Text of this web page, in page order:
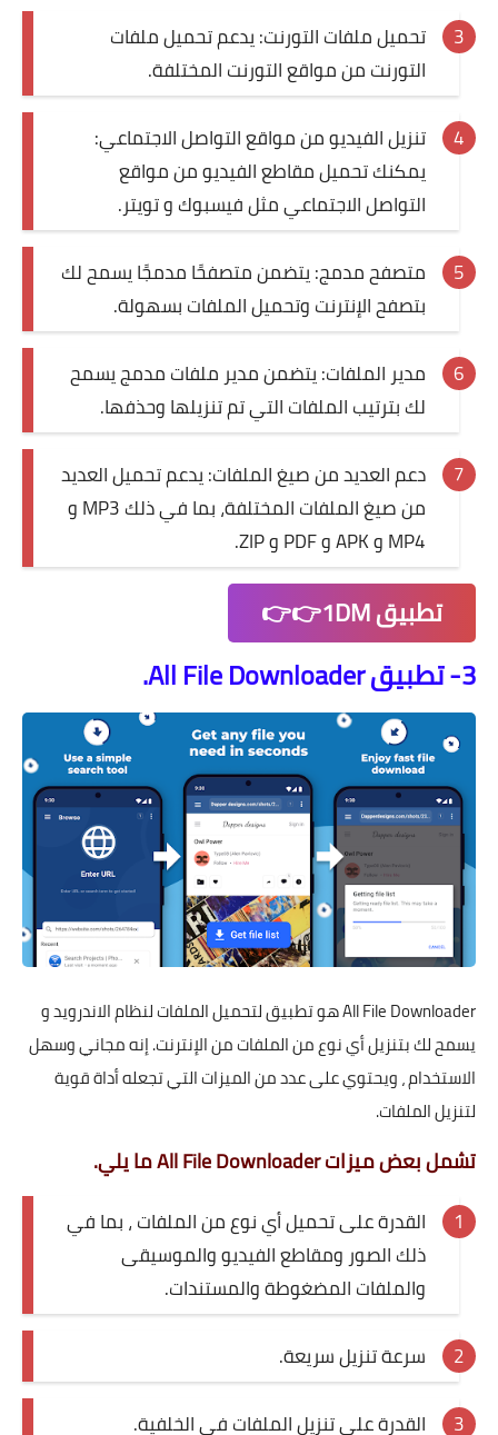
تحميل ملفات التورنت: يدعم تحميل ملفات
التورنت من مواقع التورنت المختلفة.
تنزيل الفيديو من مواقع التواصل الاجتماعي:
يمكنك تحميل مقاطع الفيديو من مواقع
التواصل الاجتماعي مثل فيسبوك و تويتر.
متصفح مدمج: يتضمن متصفحًا مدمجًا يسمح لك
بتصفح الإنترنت وتحميل الملفات بسهولة.
مدير الملفات: يتضمن مدير ملفات مدمج يسمح
لك بترتيب الملفات التي تم تنزيلها وحذفها.
دعم العديد من صيغ الملفات: يدعم تحميل العديد
من صيغ الملفات المختلفة، بما في ذلك MP3 و
MP4 و APK و PDF و ZIP.
تطبيق 1DM👉👉
3- تطبيق All File Downloader.
All File Downloader هو تطبيق لتحميل الملفات لنظام الاندرويد و
يسمح لك بتنزيل أي نوع من الملفات من الإنترنت. إنه مجاني وسهل
الاستخدام ، ويحتوي على عدد من الميزات التي تجعله أداة قوية
لتنزيل الملفات.
تشمل بعض ميزات All File Downloader ما يلي.
القدرة على تحميل أي نوع من الملفات ، بما في
ذلك الصور ومقاطع الفيديو والموسيقى
والملفات المضغوطة والمستندات.
سرعة تنزيل سريعة.
القدرة على تنزيل الملفات في الخلفية.